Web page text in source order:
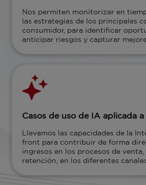
Nos permiten monitorizar en
las estrategias de los principales
consumidor, para identificar
anticipar riesgos y capturar
Casos de uso de IA aplicada
Llevamos las capacidades de la
front para contribuir de forma
ingresos en los procesos de
retención, en los diferentes